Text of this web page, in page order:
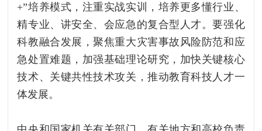
+”培养模式，注重实战实训，培养更多懂行业、
精专业、讲安全、会应急的复合型人才。要强化
科教融合发展，聚焦重大灾害事故风险防范和应
急处置难题，加强基础理论研究，加快关键核心
技术、关键共性技术攻关，推动教育科技人才一
体发展。